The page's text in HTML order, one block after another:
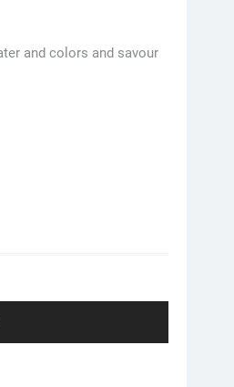
and colors and savour